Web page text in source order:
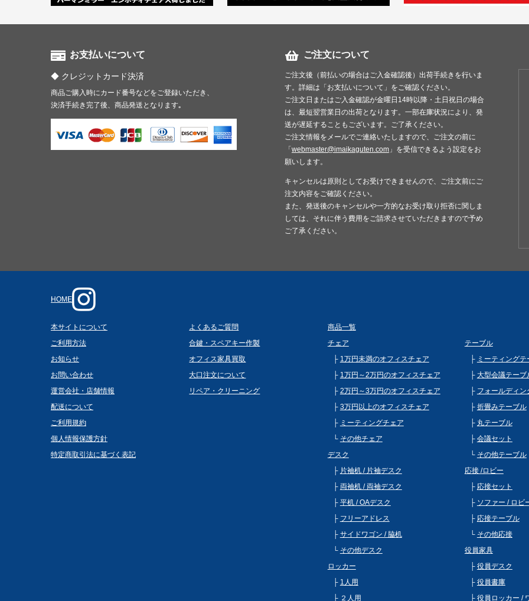
お支払いについて
クレジットカード決済
商品ご購入時にカード番号などをご登録いただき、
決済手続き完了後、商品発送となります｡
ご注文について
ご注文後（前払いの場合はご入金確認後）出荷手続きを行いま
す。詳細は「お支払いについて」をご確認ください。
ご注文日またはご入金確認が金曜日14時以降・土日祝日の場合
は、最短翌営業日の出荷となります。一部在庫状況により、発
送が遅延することもございます。ご了承ください。
ご注文情報をメールでご連絡いたしますので、ご注文の前に
「webmaster@imaikaguten.com 」を受信できるよう設定をお
願いします。
キャンセルは原則としてお受けできませんので、ご注文前にご
注文内容をご確認ください。
また、発送後のキャンセルや一方的なお受け取り拒否に関しま
しては、それに伴う費用をご請求させていただきますので予め
ご了承ください。
HOME
本サイトについて
ご利用方法
お知らせ
お問い合わせ
運営会社・店舗情報
配送について
ご利用規約
個人情報保護方針
特定商取引法に基づく表記
よくあるご質問
合鍵・スペアキー作製
オフィス家具買取
大口注文について
リペア・クリーニング
商品一覧
チェア
1万円未満のオフィスチェア
1万円～2万円のオフィスチェア
2万円～3万円のオフィスチェア
3万円以上のオフィスチェア
ミーティングチェア
その他チェア
デスク
片袖机 / 片袖デスク
両袖机 / 両袖デスク
平机 / OAデスク
フリーアドレス
サイドワゴン / 脇机
その他デスク
ロッカー
1人用
２人用
テーブル
ミーティングテ
大型会議テーブ
フォールディン
折畳みテーブル
丸テーブル
会議セット
その他テーブル
応接 /ロビー
応接セット
ソファー / ロビ
応接テーブル
その他応接
役員家具
役員デスク
役員書庫
役員ロッカー /